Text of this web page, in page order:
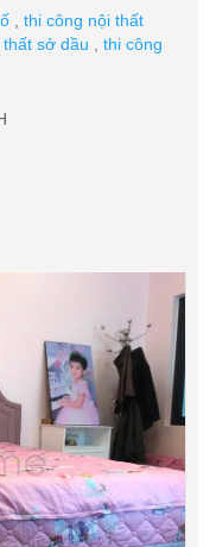
, thi công nội thất
sở dầu , thi công